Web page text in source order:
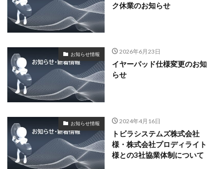
ク休業のお知らせ
お知らせ情報 2026年6月23日
イヤーパッド仕様変更のお知
らせ
お知らせ情報 2024年4月16日
トビラシステムズ株式会社
様・株式会社プロディライト
様との3社協業体制について